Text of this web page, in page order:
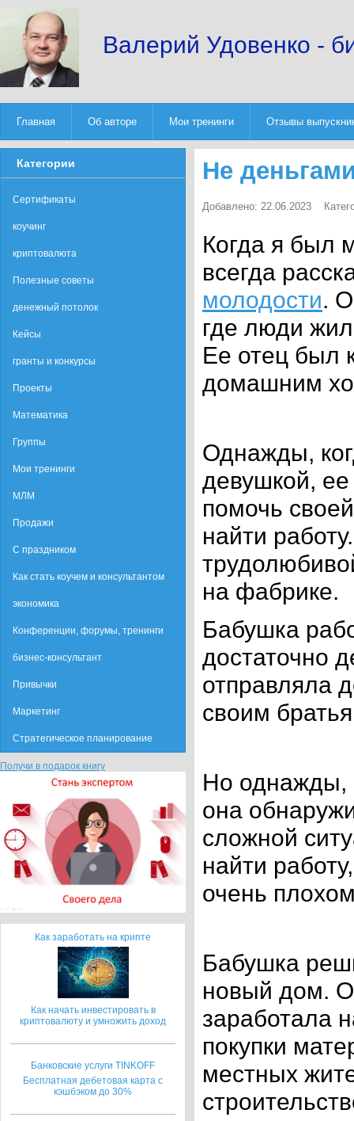
Валерий Удовенко -
Главная Об авторе Мои тренинги Отзывы
Не
Добавлено: 22.06.2023
Когда я был
всегда
молодости.
где люди
Ее отец был
домашним
Однажды,
девушкой,
помочь
найти
на фабрике.
Бабушка
достаточно
отправляла
своим
Но однажды,
она
сложной
найти
очень
Бабушка
новый дом.
заработала
покупки
местных
Категории
Сертификаты
коучинг
криптовалюта
Полезные советы
денежный потолок
Кейсы
гранты и конкурсы
Проекты
Математика
Группы
Мои тренинги
МЛМ
Продажи
С праздником
Как стать коучем и консультантом
экономика
Конференции, форумы, тренинги
бизнес-консультант
Привычки
Маркетинг
Стратегическое планирование
Получи в подарок книгу
Как заработать на крипте
Как начать инвестировать в
криптовалюту и умножить доход
Банковские услуги TINKOFF
Бесплатная дебетовая карта с
кэшбэком до 30%